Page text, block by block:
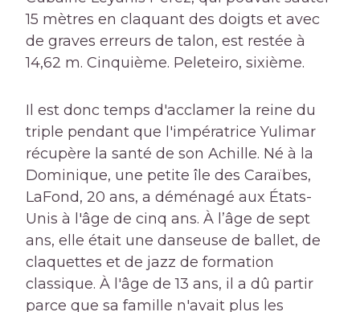
15 mètres en claquant des doigts et avec
de graves erreurs de talon, est restée à
14,62 m. Cinquième. Peleteiro, sixième.
Il est donc temps d'acclamer la reine du
triple pendant que l'impératrice Yulimar
récupère la santé de son Achille. Né à la
Dominique, une petite île des Caraïbes,
LaFond, 20 ans, a déménagé aux États-
Unis à l'âge de cinq ans. À l’âge de sept
ans, elle était une danseuse de ballet, de
claquettes et de jazz de formation
classique. À l'âge de 13 ans, il a dû partir
parce que sa famille n'avait plus les